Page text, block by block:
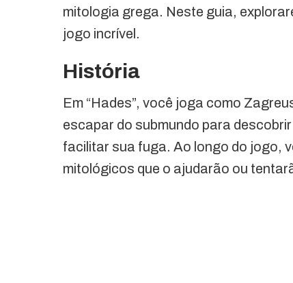
mitologia grega. Neste guia,
jogo incrível.
História
Em “Hades”, você joga como
escapar do submundo para
facilitar sua fuga. Ao longo do jogo,
mitológicos que o ajudarão ou